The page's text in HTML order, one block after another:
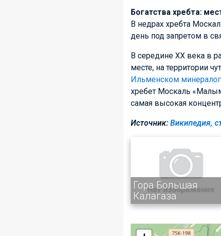
Богатства хребта:
В недрах хребта
день под запретом в
В середине XX века в
месте, на территории
Ильменском
хребет Москаль
самая высокая
Источник: Википедия,
Гора Большая
Калагаза